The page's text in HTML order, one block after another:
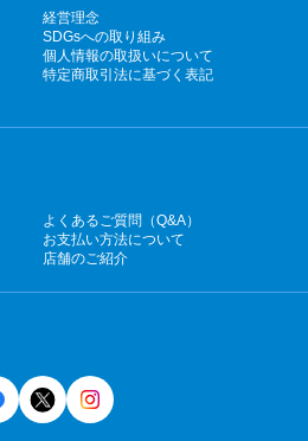
経営理念
SDGsへの取り組み
個人情報の取扱いについて
特定商取引法に基づく表記
よくあるご質問（Q&A）
お支払い方法について
店舗のご紹介